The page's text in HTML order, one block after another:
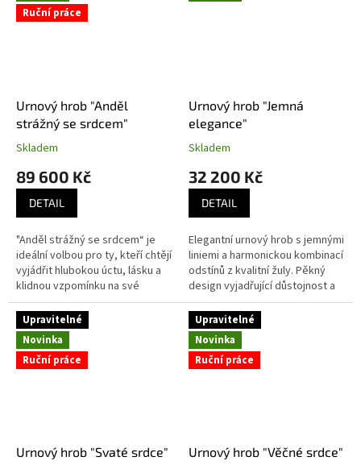
Ruční práce
Urnový hrob "Anděl
strážný se srdcem"
Skladem
89 600 Kč
DETAIL
"Anděl strážný se srdcem“ je
ideální volbou pro ty, kteří chtějí
vyjádřit hlubokou úctu, lásku a
klidnou vzpomínku na své
blízké. Jemně zpracovaný reliéf
anděla, který v tichém...
Urnový hrob "Jemná
elegance"
Skladem
32 200 Kč
DETAIL
Elegantní urnový hrob s jemnými
liniemi a harmonickou kombinací
odstínů z kvalitní žuly. Pěkný
design vyjadřující důstojnost a
eleganci pro klidné místo
odpočinku vašich...
Upravitelné
Novinka
Ruční práce
Urnový hrob "Svaté srdce"
Upravitelné
Novinka
Ruční práce
Urnový hrob "Věčné srdce"